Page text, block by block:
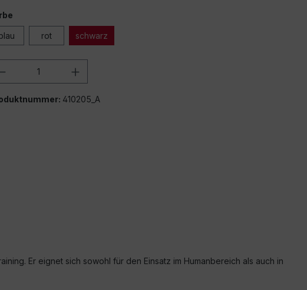
rot schwarz
Anzahl: Gib den gewünschten Wert
410205_A
Er eignet sich sowohl für den Einsatz im Humanbereich als auch in